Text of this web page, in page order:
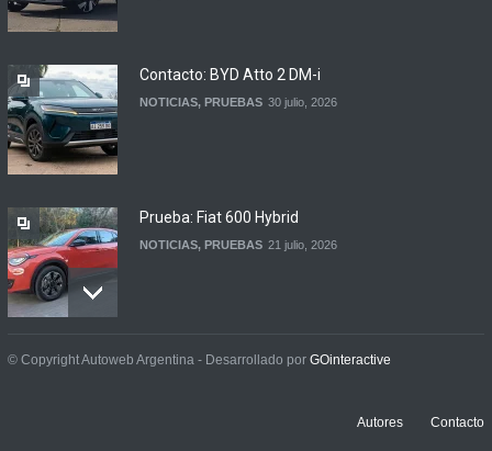
Contacto: BYD Atto 2 DM-i
NOTICIAS, PRUEBAS 30 julio, 2026
Prueba: Fiat 600 Hybrid
NOTICIAS, PRUEBAS 21 julio, 2026
Prueba: BYD Song Pro GS
© Copyright Autoweb Argentina - Desarrollado por GOinteractive
Autores Contacto